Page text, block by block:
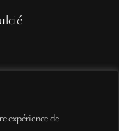
expérience de
vente